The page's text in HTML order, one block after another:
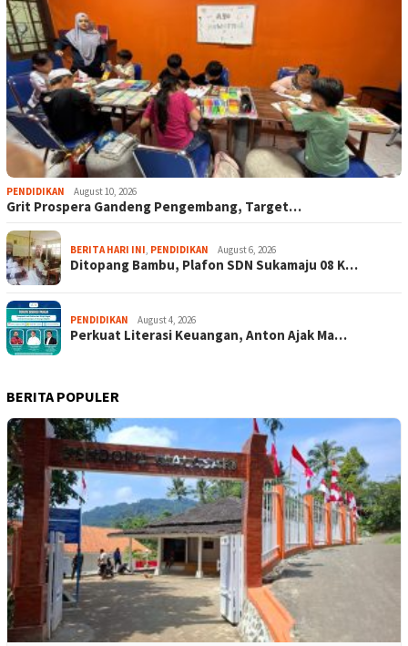
PENDIDIKAN August 10, 2026
Grit Prospera Gandeng Pengembang, Target…
BERITA HARI INI PENDIDIKAN August 6, 2026
Ditopang Bambu, Plafon SDN Sukamaju 08 K…
PENDIDIKAN August 4, 2026
Perkuat Literasi Keuangan, Anton Ajak Ma…
BERITA POPULER